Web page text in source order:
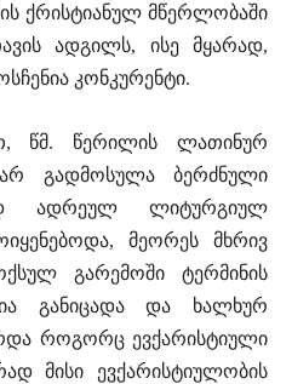
ქრისტიანულ მწერლობაში
ადგილს, ისე მყარად,
კონკურენტი.
წმ. წერილის ლათინურ
არ გადმოსულა ბერძნული
ადრეულ ლიტურგიულ
მეორეს მხრივ
გარემოში ტერმინის
განიცადა და ხალხურ
როგორც ევქარისტიული
მისი ევქარისტიულობის